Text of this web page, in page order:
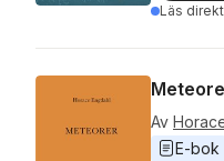
Läs
Av
E-bok